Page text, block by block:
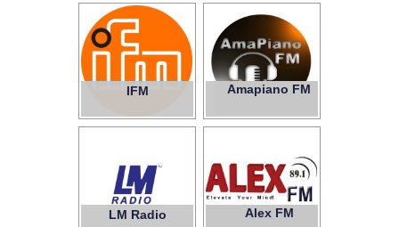
IFM Amapiano FM
LM Radio Alex FM
89.1